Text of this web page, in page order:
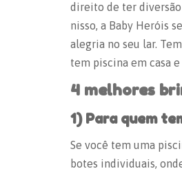
direito de ter diversão
nisso, a Baby Heróis
alegria no seu lar.
tem piscina em casa
4 melhores
1) Para quem
Se você tem uma
botes individuais,